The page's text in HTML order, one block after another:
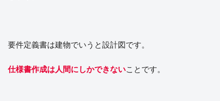
要件定義書は建物でいうと設計図です。
仕様書作成は人間にしかできないことです。